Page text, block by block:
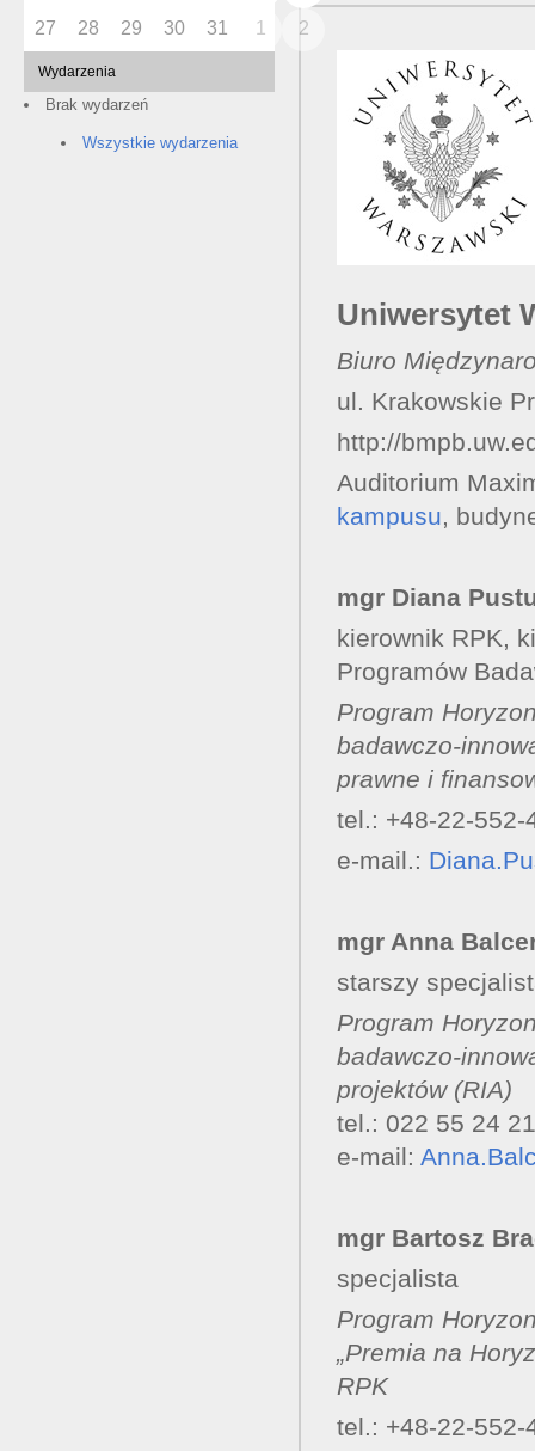
27 28 29 30 31 1 2
Wydarzenia
Brak wydarzeń
Wszystkie wydarzenia
Uniwersytet
Biuro
ul. Krakowskie
http://
Auditorium
kampusu ,
mgr Diana
kierownik RPK,
Programów
Program
badawczo-
prawne i
tel.: +48-22-552-
e-mail.:
mgr Anna
starszy
Program
badawczo-
projektów (RIA)
tel.: 022 55 24
e-mail:
mgr Bartosz
specjalista
Program
„Premia na
RPK
tel.: +48-22-552-